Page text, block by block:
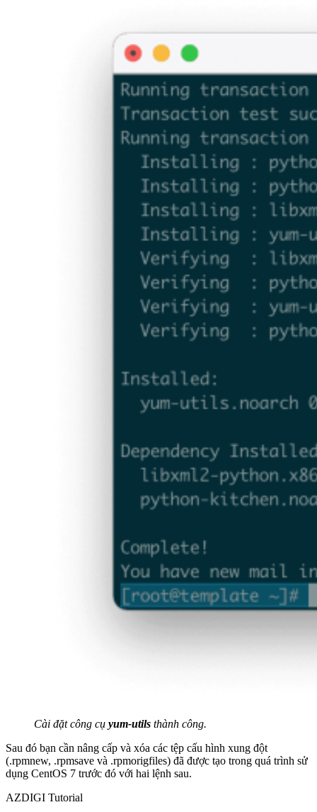
Cài đặt công cụ yum-utils thành công.
Sau đó bạn cần nâng cấp và xóa các tệp cấu hình xung đột
(.rpmnew, .rpmsave và .rpmorigfiles) đã được tạo trong quá trình sử
dụng CentOS 7 trước đó với hai lệnh sau.
AZDIGI Tutorial